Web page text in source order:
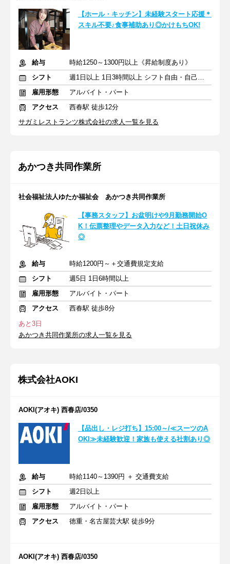
【ホール・キッチン】未経験スタート応援＊
スキル不要♪食事補助あり◎かけもちOK!
給与
時給1250～1300円以上《昇給制度あり》
シフト
週1日以上 1日3時間以上 シフト自由・自己申告
雇用形態
アルバイト・パート
アクセス
西春駅 徒歩12分
サガミレストランツ株式会社の求人一覧を見る
あかつき共同作業所
社会福祉法人ゆたか福祉会 あかつき共同作業所
【事務スタッフ】お盆明けや9月勤務開始O
K！伝票整理やデータ入力など！土日祝休み
◎
給与
時給1200円～＋交通費規定支給
シフト
週5日 1日6時間以上
雇用形態
アルバイト・パート
アクセス
西春駅 徒歩8分
あと3日
あかつき共同作業所の求人一覧を見る
株式会社AOKI
AOKI(アオキ) 西春店/0350
【品出し・レジ打ち】15:00～/≪スーツのA
OKI≫未経験歓迎！家族も使える社割あり◎
給与
時給1140～1390円 ＋ 交通費支給
シフト
週2日以上
雇用形態
アルバイト・パート
アクセス
徳重・名古屋芸大駅 徒歩9分
AOKI(アオキ) 西春店/0350